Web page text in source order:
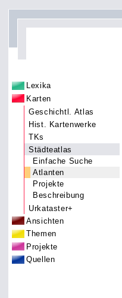
Lexika
Karten
Geschichtl. Atlas
Hist. Kartenwerke
TKs
Städteatlas
Einfache Suche
Atlanten
Projekte
Beschreibung
Urkataster+
Ansichten
Themen
Projekte
Quellen